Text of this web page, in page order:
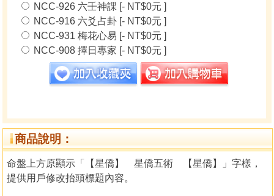
NCC-926 六壬神課 [- NT$0元 ]
NCC-916 六爻占卦 [- NT$0元 ]
NCC-931 梅花心易 [- NT$0元 ]
NCC-908 擇日專家 [- NT$0元 ]
商品說明：
命盤上方原顯示「【星僑】 星僑五術 【星僑】」字樣，
提供用戶修改抬頭標題內容。